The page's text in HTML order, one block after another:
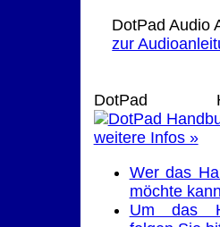
DotPad Audio
zur
DotPad
weitere Infos »
Wer das
möchte
Um das